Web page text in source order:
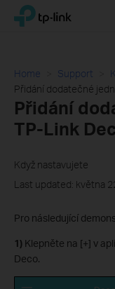
Click
navigation
TP-Link, Reliably Smart
Home Support
Přidání dodatečné
Přidání
TP-Link
Když nastavujete
Last updated: května
Pro následující
1) Klepněte na [+] v
Deco.